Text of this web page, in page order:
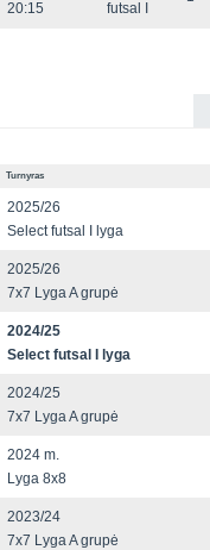
20:15
futsal I
Turnyras
2025/26
Select futsal I lyga
2025/26
7x7 Lyga A grupė
2024/25
Select futsal I lyga
2024/25
7x7 Lyga A grupė
2024 m.
Lyga 8x8
2023/24
7x7 Lyga A grupė